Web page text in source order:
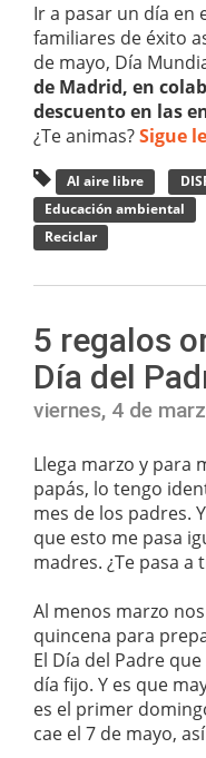
Ir a pasar un día en
familiares de éxito
de mayo, Día
de Madrid, en
descuento en las
¿Te animas?Sigue
Al aire libre
Educación ambiental
Reciclar
5 regalos
Día del
viernes, 4 de
Llega marzo y para
papás, lo tengo
mes de los padres.
que esto me pasa
madres. ¿Te pasa a
Al menos marzo
quincena para
El Día del Padre
día fijo. Y es que
es el primer
cae el 7 de mayo,